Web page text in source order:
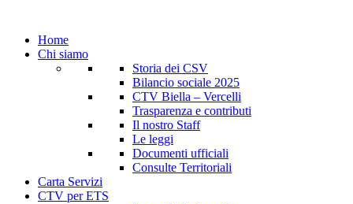
Home
Chi siamo
Storia dei CSV
Bilancio sociale 2025
CTV Biella – Vercelli
Trasparenza e contributi
Il nostro Staff
Le leggi
Documenti ufficiali
Consulte Territoriali
Carta Servizi
CTV per ETS